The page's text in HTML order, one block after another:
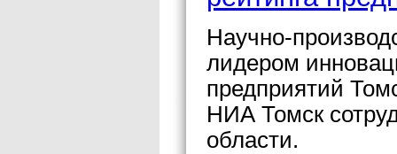
Научно-
лидером
предприятий
НИА Томск
области.